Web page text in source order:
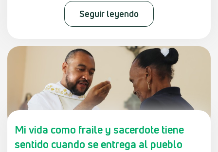
Seguir leyendo
Mi vida como fraile y sacerdote tiene
sentido cuando se entrega al pueblo